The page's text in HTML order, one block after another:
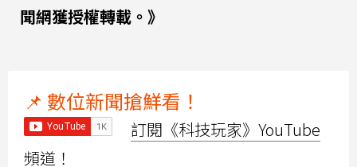
聞網獲授權轉載。》
📌 數位新聞搶鮮看！
訂閱《科技玩家》YouTube
頻道！